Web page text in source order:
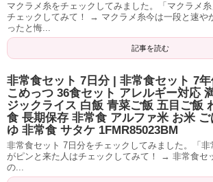
マクラメ糸をチェックしてみました。「マクラメ
チェックしてみて！ → マクラメ糸今は一段と速や
ったと悔...
記事を読む
非常食セット 7日分 | 非常食セット 7
こめっつ 36食セット アレルギー対応
ジックライス 白飯 青菜ご飯 五目ご飯
食 長期保存 非常食 アルファ米 お米
ゆ 非常食 サタケ 1FMR85023BM
非常食セット 7日分をチェックしてみました。「非
がピンと来た人はチェックしてみて！ → 非常食セ
の...